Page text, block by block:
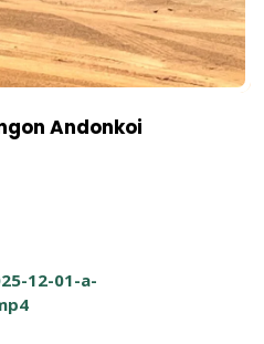
Andonkoi
12-01-a-